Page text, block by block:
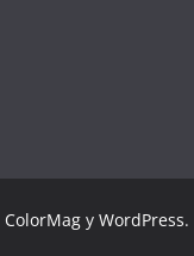
ColorMag y WordPress.